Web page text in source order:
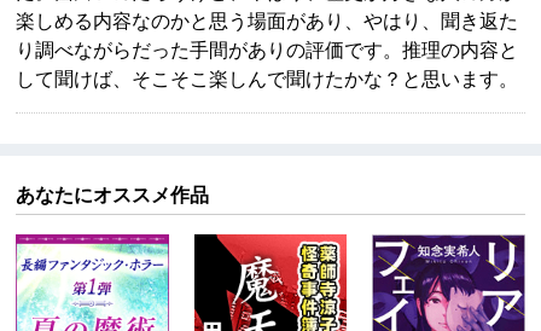
楽しめる内容なのかと思う場面があり、やはり、聞き返た
り調べながらだった手間がありの評価です。推理の内容と
して聞けば、そこそこ楽しんで聞けたかな？と思います。
あなたにオススメ作品